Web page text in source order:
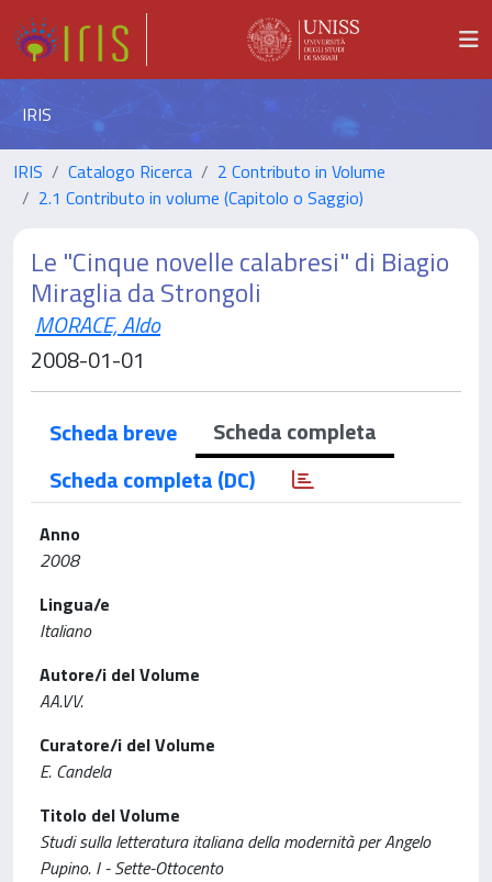
IRIS
IRIS Catalogo Ricerca
2 Contributo in Volume
2.1 Contributo in volume (Capitolo o Saggio)
Le "Cinque novelle calabresi" di Biagio
Miraglia da Strongoli
MORACE, Aldo
2008-01-01
Scheda breve
Scheda completa
Scheda completa (DC)
Anno
2008
Lingua/e
Italiano
Autore/i del Volume
AA.VV.
Curatore/i del Volume
E. Candela
Titolo del Volume
Studi sulla letteratura italiana della modernità per Angelo
Pupino. I - Sette-Ottocento